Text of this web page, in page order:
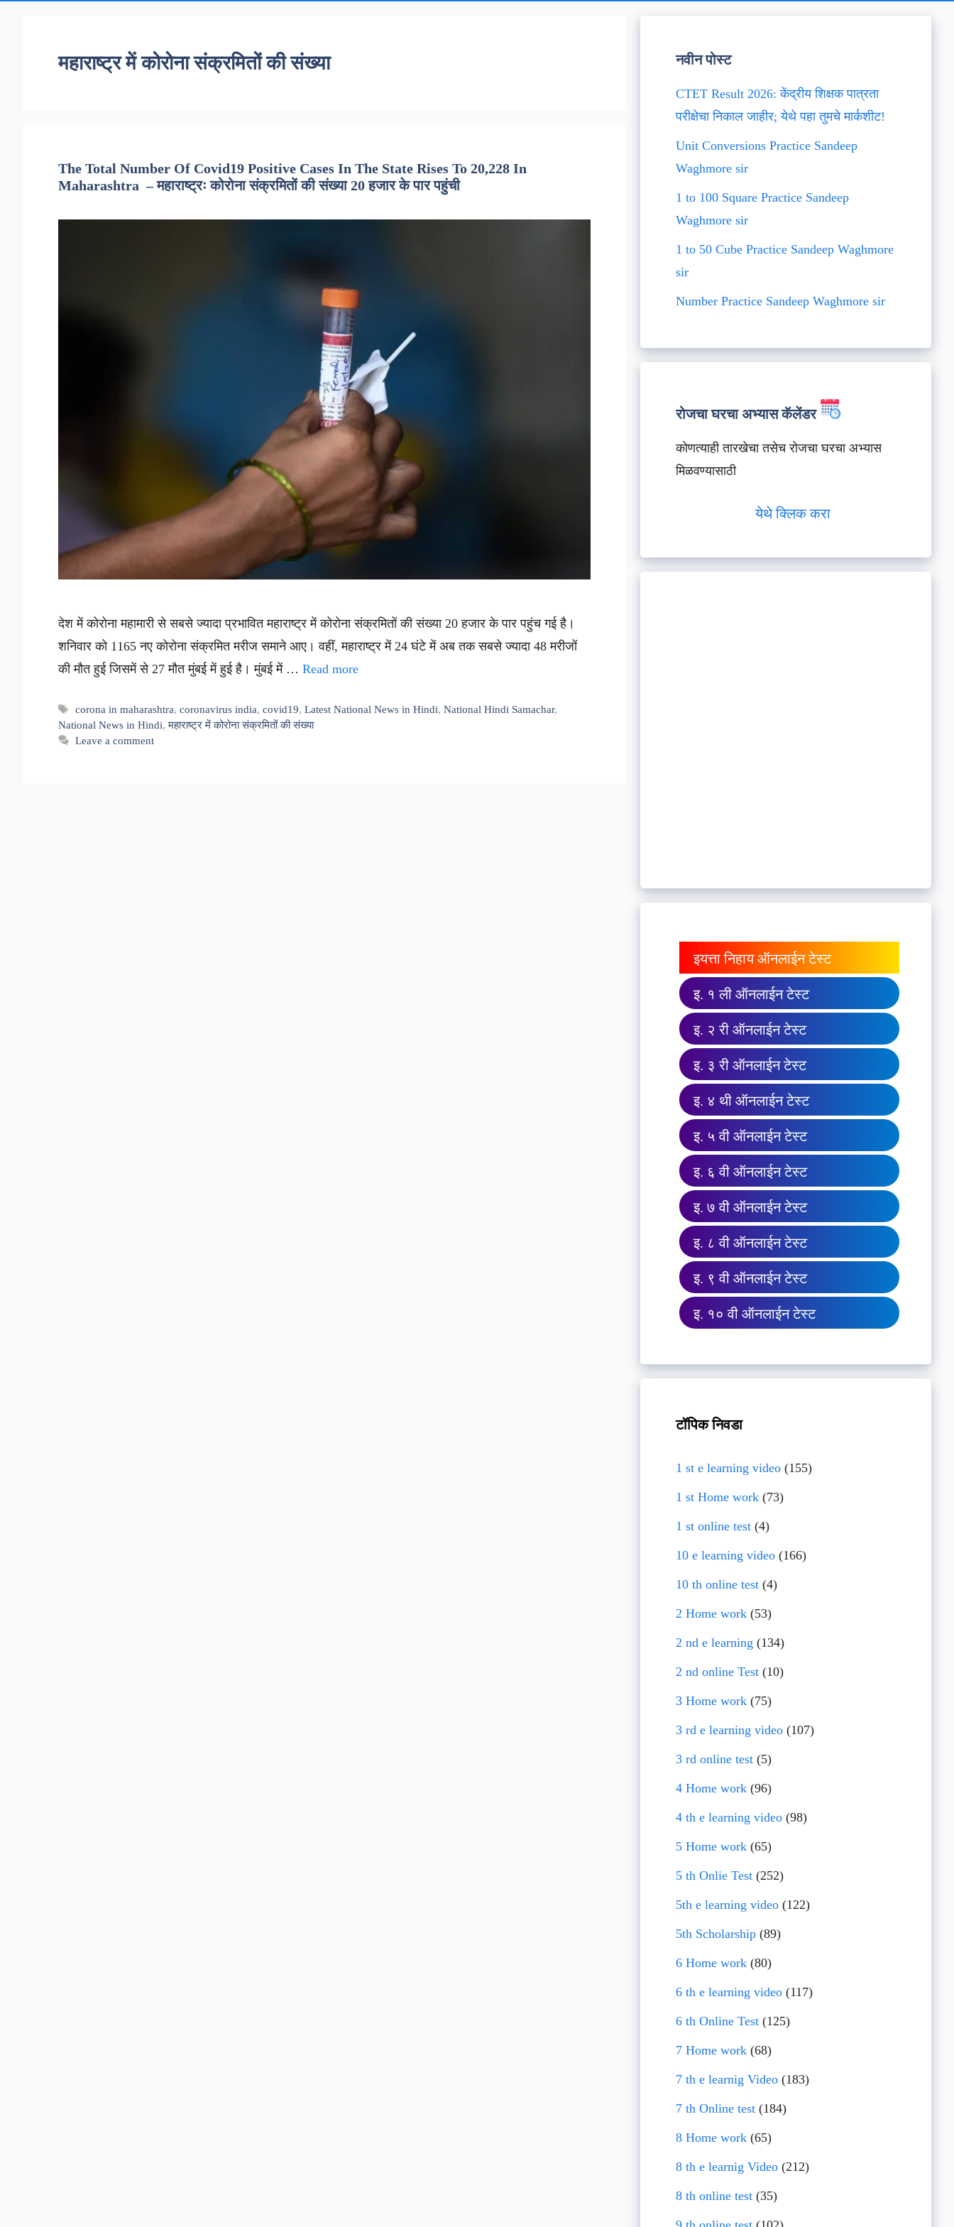
महाराष्ट्र में कोरोना संक्रमितों की संख्या
The Total Number Of Covid19 Positive Cases In The State Rises To 20,228 In
Maharashtra – महाराष्ट्रः कोरोना संक्रमितों की संख्या 20 हजार के पार पहुंची
देश में कोरोना महामारी से सबसे ज्यादा प्रभावित महाराष्ट्र में कोरोना संक्रमितों की संख्या 20 हजार के पार पहुंच गई है।
शनिवार को 1165 नए कोरोना संक्रमित मरीज समाने आए। वहीं, महाराष्ट्र में 24 घंटे में अब तक सबसे ज्यादा 48 मरीजों
की मौत हुई जिसमें से 27 मौत मुंबई में हुई है। मुंबई में … Read more
Tags
corona in maharashtra,coronavirus india,covid19,Latest National News in Hindi,National Hindi Samachar,
National News in Hindi,महाराष्ट्र में कोरोना संक्रमितों की संख्या
Leave a comment
नवीन पोस्ट
CTET Result 2026: केंद्रीय शिक्षक पात्रता
परीक्षेचा निकाल जाहीर; येथे पहा तुमचे मार्कशीट!
Unit Conversions Practice Sandeep
Waghmore sir
1 to 100 Square Practice Sandeep
Waghmore sir
1 to 50 Cube Practice Sandeep Waghmore
sir
Number Practice Sandeep Waghmore sir
रोजचा घरचा अभ्यास कॅलेंडर
कोणत्याही तारखेचा तसेच रोजचा घरचा अभ्यास
मिळवण्यासाठी
येथे क्लिक करा
इयत्ता निहाय ऑनलाईन टेस्ट
इ. १ ली ऑनलाईन टेस्ट
इ. २ री ऑनलाईन टेस्ट
इ. ३ री ऑनलाईन टेस्ट
इ. ४ थी ऑनलाईन टेस्ट
इ. ५ वी ऑनलाईन टेस्ट
इ. ६ वी ऑनलाईन टेस्ट
इ. ७ वी ऑनलाईन टेस्ट
इ. ८ वी ऑनलाईन टेस्ट
इ. ९ वी ऑनलाईन टेस्ट
इ. १० वी ऑनलाईन टेस्ट
टॉपिक निवडा
1 st e learning video(155)
1 st Home work(73)
1 st online test(4)
10 e learning video(166)
10 th online test(4)
2 Home work(53)
2 nd e learning (134)
2 nd online Test(10)
3 Home work(75)
3 rd e learning video(107)
3 rd online test(5)
4 Home work(96)
4 th e learning video(98)
5 Home work(65)
5 th Onlie Test(252)
5th e learning video(122)
5th Scholarship(89)
6 Home work(80)
6 th e learning video(117)
6 th Online Test(125)
7 Home work(68)
7 th e learnig Video(183)
7 th Online test(184)
8 Home work(65)
8 th e learnig Video(212)
8 th online test(35)